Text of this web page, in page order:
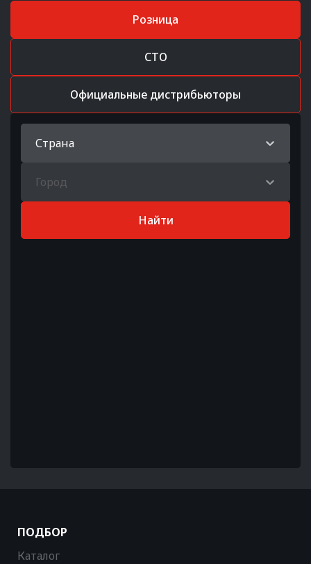
Розница
СТО
Официальные дистрибьюторы
Страна
Город
Найти
ПОДБОР
Каталог